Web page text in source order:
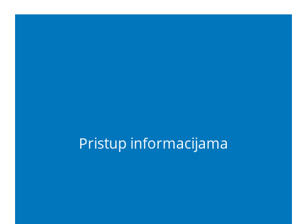
Pristup informacijama